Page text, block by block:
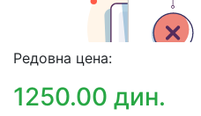
Редовна цена:
1250.00 дин.